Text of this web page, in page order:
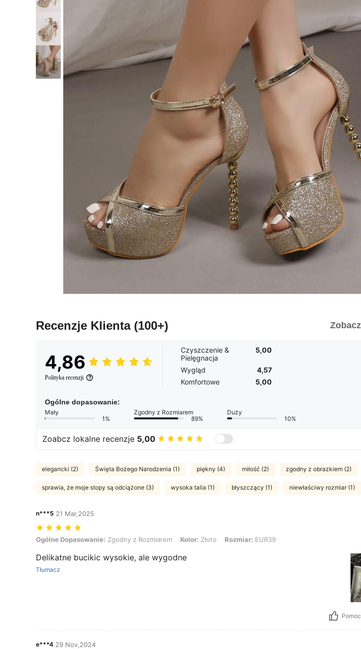
Recenzje Klienta (100+)
4,86
Polityka recenzji
Czyszczenie &
Pielęgnacja
5,00
Wygląd
4,57
Komfortowe
5,00
Ogólne dopasowanie:
Mały
1%
Zgodny z Rozmiarem
89%
Duży
10%
Zoabcz lokalne recenzje 5,00
elegancki (2) Święta Bożego Narodzenia (1) piękny (4) miłość (2) zgodny z obrazkiem (2)
sprawia, że moje stopy są odciążone (3) wysoka talia (1) błyszczący (1) niewłaściwy rozmiar (1)
n***5 21 Mar,2025
Ogólne Dopasowanie: Zgodny z Rozmiarem, Kolor: Złoto, Rozmiar: EUR39
Ogólne Dopasowanie: Zgodny z Rozmiarem Kolor: Złoto Rozmiar: EUR39
Delikatne bucikic wysokie, ale wygodne
Tłumacz
e***4 29 Nov,2024